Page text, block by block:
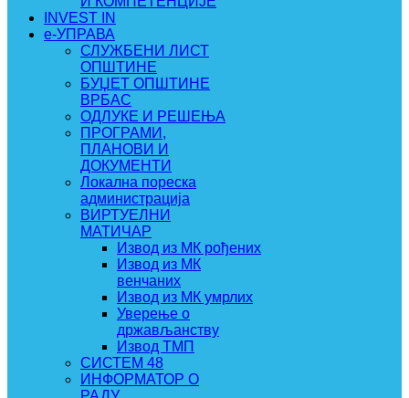
INVEST IN
e-УПРАВА
СЛУЖБЕНИ ЛИСТ
ОПШТИНЕ
БУЏЕТ ОПШТИНЕ
ВРБАС
ОДЛУКЕ И РЕШЕЊА
ПРОГРАМИ,
ПЛАНОВИ И
ДОКУМЕНТИ
Локална пореска
администрација
ВИРТУЕЛНИ
МАТИЧАР
Извод из МК рођених
Извод из МК
венчаних
Извод из МК умрлих
Уверење о
држављанству
Извод ТМП
СИСТЕМ 48
ИНФОРМАТОР О